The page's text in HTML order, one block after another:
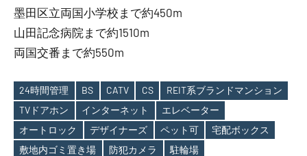
墨田区立両国小学校まで約450m
山田記念病院まで約1510m
両国交番まで約550m
Tags
24時間管理 BS CATV CS
REIT系ブランドマンション
TVドアホン
インターネット
エレベーター
オートロック
デザイナーズ ペット可
宅配ボックス
敷地内ゴミ置き場
防犯カメラ 駐輪場